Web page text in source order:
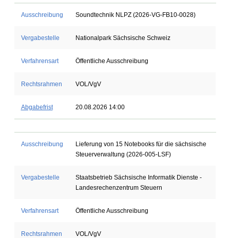
Ausschreibung Soundtechnik NLPZ (2026-VG-FB10-0028)
Vergabestelle Nationalpark Sächsische Schweiz
Verfahrensart Öffentliche Ausschreibung
Rechtsrahmen VOL/VgV
Abgabefrist 20.08.2026 14:00
Ausschreibung
Lieferung von 15 Notebooks für die sächsische
Steuerverwaltung (2026-005-LSF)
Vergabestelle
Staatsbetrieb Sächsische Informatik Dienste -
Landesrechenzentrum Steuern
Verfahrensart Öffentliche Ausschreibung
Rechtsrahmen VOL/VgV